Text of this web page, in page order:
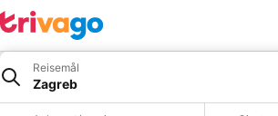
Reisemål
Zagreb